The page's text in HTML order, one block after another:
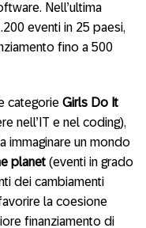
Nell’ultima
eventi in 25 paesi,
fino a 500
categorie Girls Do It
nell’IT e nel coding),
immaginare un mondo
planet (eventi in grado
dei cambiamenti
la coesione
finanziamento di